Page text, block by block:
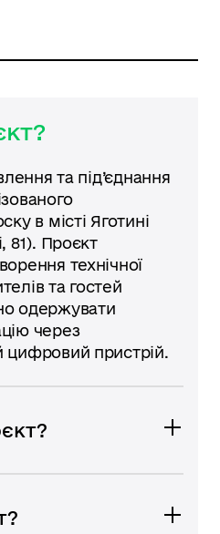
та під’єднання
в місті Яготині
81). Проєкт
технічної
та гостей
одержувати
через
цифровий пристрій.